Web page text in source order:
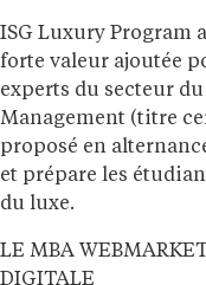
ISG Luxury Program
forte valeur ajoutée
experts du secteur
Management (titre
proposé en
et prépare les
du luxe.
LE MBA
DIGITALE